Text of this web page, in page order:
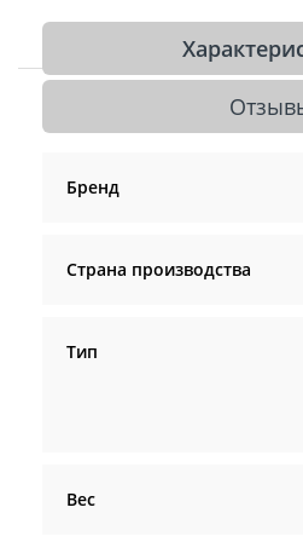
Бренд
Страна производства
Тип
Вес